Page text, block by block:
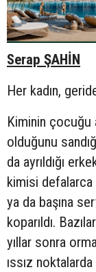
Serap ŞAHİN
Her kadın,
Kiminin çocuğu
olduğunu
da ayrıldığı
kimisi defalarca
ya da başına
koparıldı.
yıllar sonra
ıssız